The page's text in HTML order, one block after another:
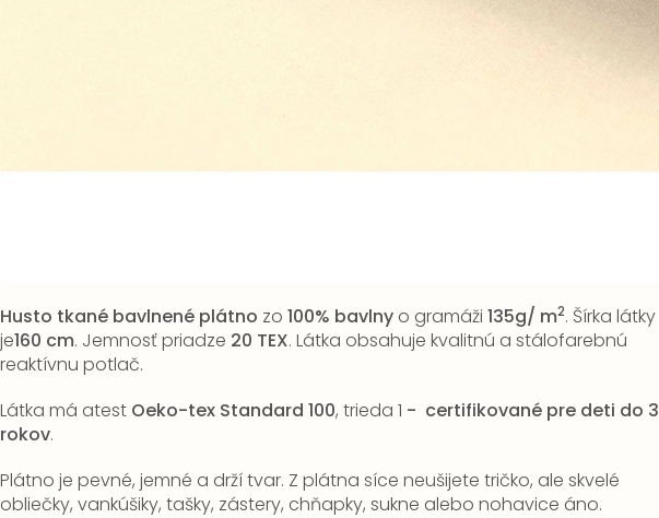
Husto tkané bavlnené plátno zo 100% bavlny o gramáži 135g/ m2. Šírka látky
je160 cm. Jemnosť priadze 20 TEX. Látka obsahuje kvalitnú a stálofarebnú
reaktívnu potlač.
Látka má atest Oeko-tex Standard 100, trieda 1 - certifikované pre deti do 3
rokov.
Plátno je pevné, jemné a drží tvar. Z plátna síce neušijete tričko, ale skvelé
obliečky, vankúšiky, tašky, zástery, chňapky, sukne alebo nohavice áno.